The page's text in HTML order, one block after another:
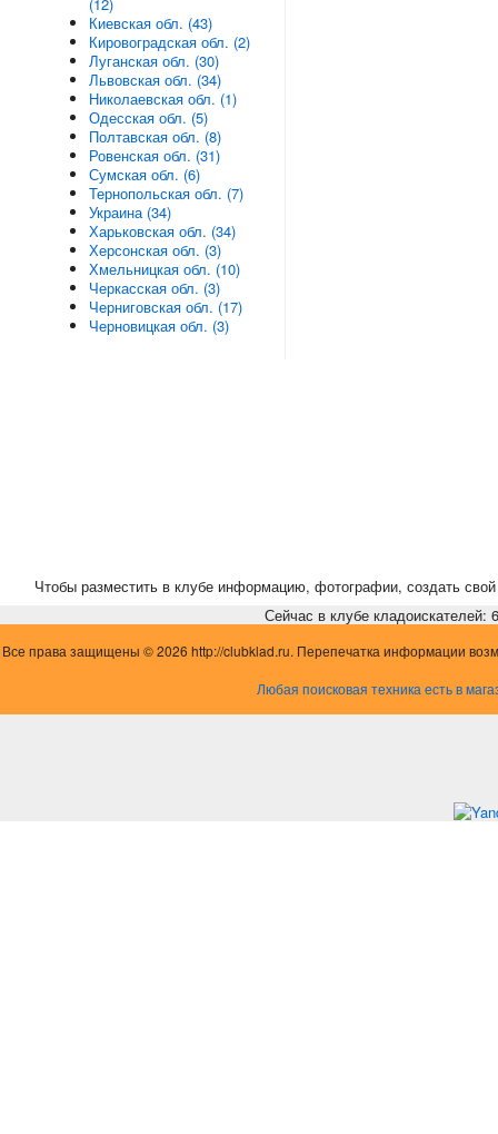
Киевская обл. (43)
Кировоградская обл. (2)
Луганская обл. (30)
Львовская обл. (34)
Николаевская обл. (1)
Одесская обл. (5)
Полтавская обл. (8)
Ровенская обл. (31)
Сумская обл. (6)
Тернопольская обл. (7)
Украина (34)
Харьковская обл. (34)
Херсонская обл. (3)
Хмельницкая обл. (10)
Черкасская обл. (3)
Черниговская обл. (17)
Черновицкая обл. (3)
Чтобы разместить в клубе информацию, фотографии, создать свой
Сейчас в клубе кладоискателей:
Все права защищены © 2026 http://clubklad.ru. Перепечатка информации
Любая поисковая техника есть в